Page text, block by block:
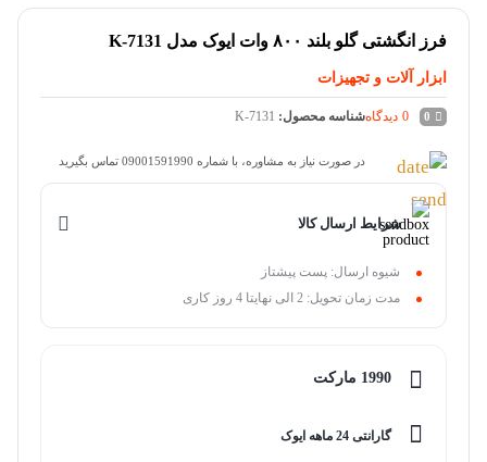
فرز انگشتی گلو بلند ۸۰۰ وات ایوک مدل K-7131
ابزار آلات و تجهیزات
0
0 دیدگاهشناسه محصول: K-7131
در صورت نیاز به مشاوره، با شماره 09001591990 تماس بگیرید
شرایط ارسال کالا
شیوه ارسال: پست پیشتاز
مدت زمان تحویل: 2 الی نهایتا 4 روز کاری
1990 مارکت
گارانتی 24 ماهه ایوک